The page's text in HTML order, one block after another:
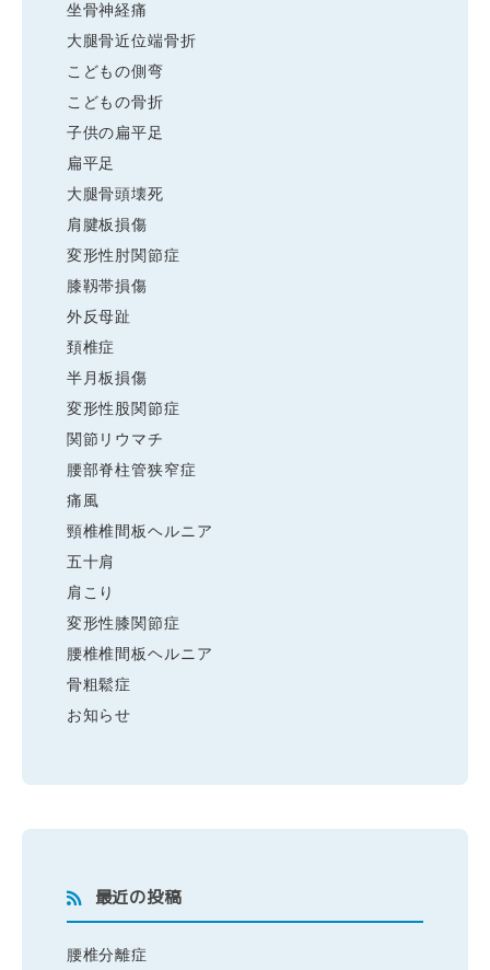
坐骨神経痛
大腿骨近位端骨折
こどもの側弯
こどもの骨折
子供の扁平足
扁平足
大腿骨頭壊死
肩腱板損傷
変形性肘関節症
膝靱帯損傷
外反母趾
頚椎症
半月板損傷
変形性股関節症
関節リウマチ
腰部脊柱管狭窄症
痛風
頸椎椎間板ヘルニア
五十肩
肩こり
変形性膝関節症
腰椎椎間板ヘルニア
骨粗鬆症
お知らせ
最近の投稿
腰椎分離症